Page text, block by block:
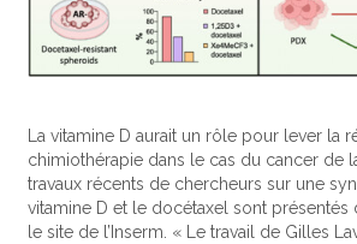
La vitamine D aurait un rôle pour lever la
chimiothérapie dans le cas du cancer de
travaux récents de chercheurs sur une
vitamine D et le docétaxel sont présentés
le site de l’Inserm. « Le travail de Gilles